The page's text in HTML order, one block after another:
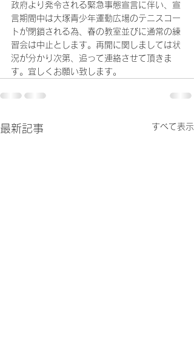
政府より発令される緊急事態宣言に伴い、宣
言期間中は大塚青少年運動広場のテニスコー
トが閉鎖される為、春の教室並びに通常の練
習会は中止とします。再開に関しましては状
況が分かり次第、追って連絡させて頂きま
す。宜しくお願い致します。
最新記事 すべて表示